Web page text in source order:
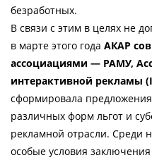
безработных.
В связи с этим в целях не
в марте этого года АКАР
ассоциациями — РАМУ,
интерактивной рекламы
сформировала
различных форм льгот и
рекламной отрасли. Среди
особые условия